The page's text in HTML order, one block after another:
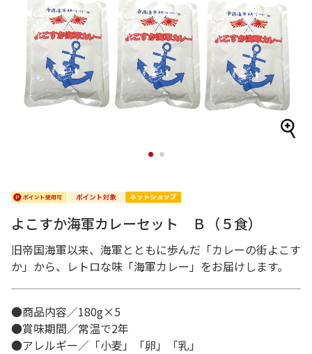
1 2
よこすか海軍カレーセット Ｂ（５食）
旧帝国海軍以来、海軍とともに歩んだ「カレーの街よこす
か」から、レトロな味「海軍カレー」をお届けします。
●商品内容／180g×5
●賞味期間／常温で2年
●アレルギー／「小麦」「卵」「乳」